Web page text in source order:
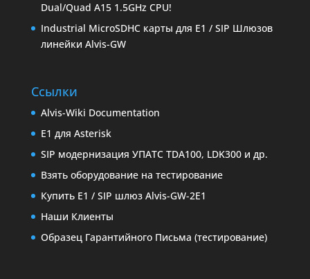
Dual/Quad A15 1.5GHz CPU!
Industrial MicroSDHC карты для E1 / SIP Шлюзов
линейки Alvis-GW
Ссылки
Alvis-Wiki Documentation
E1 для Asterisk
SIP модернизация УПАТС TDA100, LDK300 и др.
Взять оборудование на тестирование
Купить E1 / SIP шлюз Alvis-GW-2E1
Наши Клиенты
Образец Гарантийного Письма (тестирование)